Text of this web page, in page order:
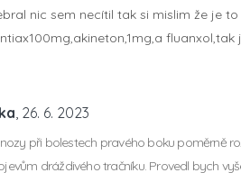
nic sem necítil tak si mislim že je
, 26. 6. 2023
při bolestech pravého boku poměrně
dráždivého tračníku. Provedl bych